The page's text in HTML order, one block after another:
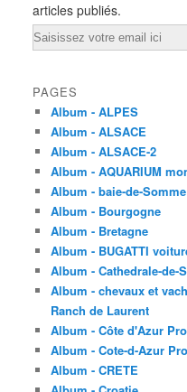
articles publiés.
Email
PAGES
Album - ALPES
Album - ALSACE
Album - ALSACE-2
Album - AQUARIUM
Album - baie-de-Somme
Album - Bourgogne
Album - Bretagne
Album - BUGATTI
Album - Cathedrale-de-
Album - chevaux et
Ranch de Laurent
Album - Côte d'Azur
Album - Cote-d-Azur
Album - CRETE